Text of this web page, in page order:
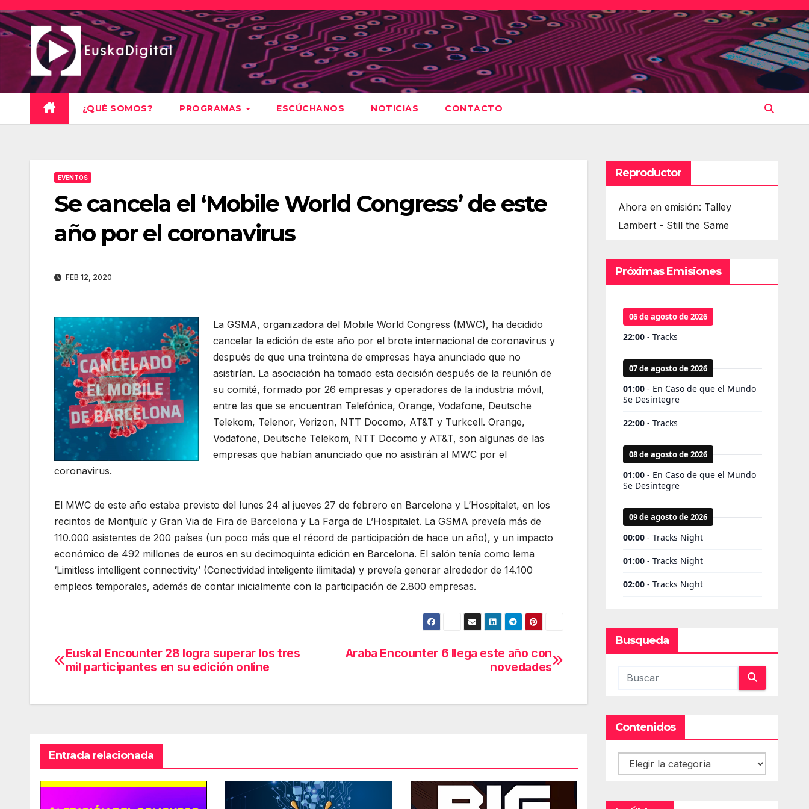
Saltar
al
contenido
¿QUÉ SOMOS? PROGRAMAS ESCÚCHANOS NOTICIAS CONTACTO
EVENTOS
Se cancela el ‘Mobile World Congress’ de este
año por el coronavirus
FEB 12, 2020
La GSMA, organizadora del Mobile World Congress (MWC), ha decidido
cancelar la edición de este año por el brote internacional de coronavirus y
después de que una treintena de empresas haya anunciado que no
asistirían. La asociación ha tomado esta decisión después de la reunión de
su comité, formado por 26 empresas y operadores de la industria móvil,
entre las que se encuentran Telefónica, Orange, Vodafone, Deutsche
Telekom, Telenor, Verizon, NTT Docomo, AT&T y Turkcell. Orange,
Vodafone, Deutsche Telekom, NTT Docomo y AT&T, son algunas de las
empresas que habían anunciado que no asistirán al MWC por el
coronavirus.
El MWC de este año estaba previsto del lunes 24 al jueves 27 de febrero en Barcelona y L’Hospitalet, en los
recintos de Montjuïc y Gran Via de Fira de Barcelona y La Farga de L’Hospitalet. La GSMA preveía más de
110.000 asistentes de 200 países (un poco más que el récord de participación de hace un año), y un impacto
económico de 492 millones de euros en su decimoquinta edición en Barcelona. El salón tenía como lema
‘Limitless intelligent connectivity’ (Conectividad inteligente ilimitada) y preveía generar alrededor de 14.100
empleos temporales, además de contar inicialmente con la participación de 2.800 empresas.
Navegación
entradas
Araba Encounter 6 llega este año con
novedades
Euskal Encounter 28 logra superar los tres
mil participantes en su edición online
Entrada relacionada
Reproductor
Ahora en emisión: Talley
Lambert - Still the Same
Próximas Emisiones
Busqueda
Contenidos
Contenidos